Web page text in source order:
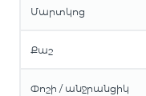
Մարտկոց
Քաշ
Փոշի / անջրանցիկ